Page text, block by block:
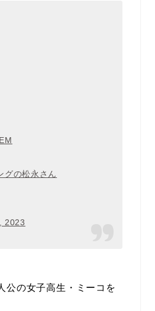
グの松永さん
2023
公の女子高生・ミーコを